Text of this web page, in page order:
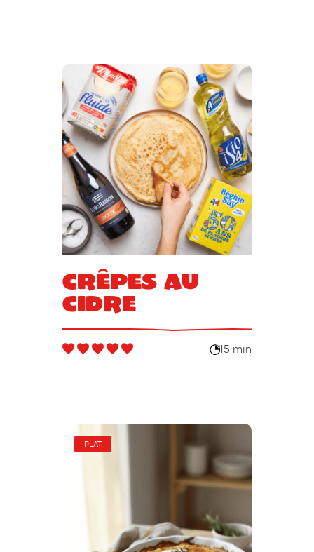
Crêpes au
cidre
15 min
PLAT